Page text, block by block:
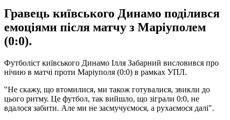
Гравець київського Динамо поділився
емоціями після матчу з Маріуполем
(0:0).
Футболіст київського Динамо Ілля Забарний висловився про
нічию в матчі проти Маріуполя (0:0) в рамках УПЛ.
"Не скажу, що втомилися, ми також готувалися, звикли до
цього ритму. Це футбол, так вийшло, що зіграли 0:0, не
вдалося забити. Але ми не засмучуємося, а рухаємося далі".